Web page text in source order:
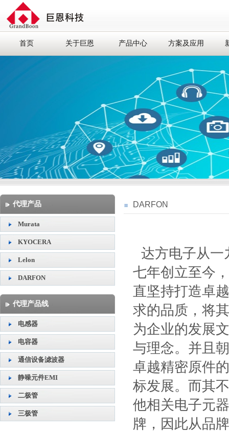
首页 关于巨恩 产品中心 方案及应用
代理产品
Murata
KYOCERA
Lelon
DARFON
代理产品线
电感器
电容器
通信设备滤波器
静噪元件EMI
二极管
三极管
DARFON
达方电子从一
七年创立至今
直坚持打造卓
求的品质，将
为企业的发展
与理念。并且
卓越精密原件
标发展。而其
他相关电子元
牌，因此从品